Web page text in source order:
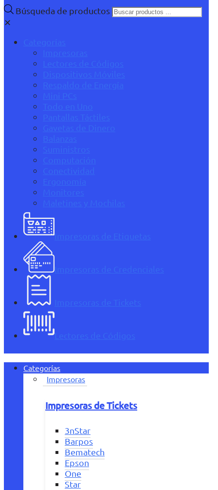
Búsqueda de productos
✕
Categorías
Impresoras
Lectores de Códigos
Dispositivos Móviles
Respaldo de Energía
Mini PCs
Todo en Uno
Pantallas Táctiles
Gavetas de Dinero
Balanzas
Suministros
Computación
Conectividad
Ergonomía
Monitores
Maletines y Mochilas
Impresoras de Etiquetas
Impresoras de Credenciales
Impresoras de Tickets
Lectores de Códigos
Categorías
Impresoras
Impresoras de Tickets
3nStar
Barpos
Bematech
Epson
One
Star